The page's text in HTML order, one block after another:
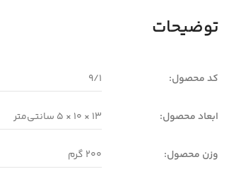
توضیحات
کد محصول:
ابعاد محصول:
وزن محصول:
9/1
13 × 10 × 5 سانتی‌متر
200 گرم